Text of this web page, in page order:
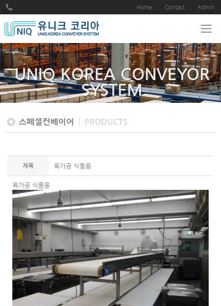
Home Contact Admin
UNIQ KOREA CONVEYOR
SYSTEM
스페셜컨베이어 PRODUCTS
제목 육가공 식품용
육가공 식품용